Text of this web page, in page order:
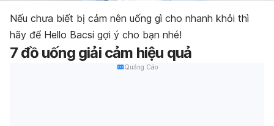
Nếu chưa biết bị cảm nên uống gì cho nhanh khỏi thì
hãy để Hello Bacsi gợi ý cho bạn nhé!
7 đồ uống giải cảm hiệu quả
Quảng Cáo